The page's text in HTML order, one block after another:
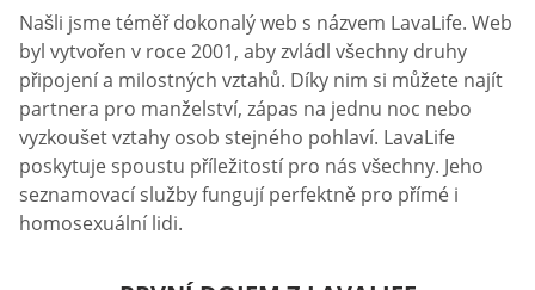
Našli jsme téměř dokonalý web s názvem LavaLife. Web
byl vytvořen v roce 2001, aby zvládl všechny druhy
připojení a milostných vztahů. Díky nim si můžete najít
partnera pro manželství, zápas na jednu noc nebo
vyzkoušet vztahy osob stejného pohlaví. LavaLife
poskytuje spoustu příležitostí pro nás všechny. Jeho
seznamovací služby fungují perfektně pro přímé i
homosexuální lidi.